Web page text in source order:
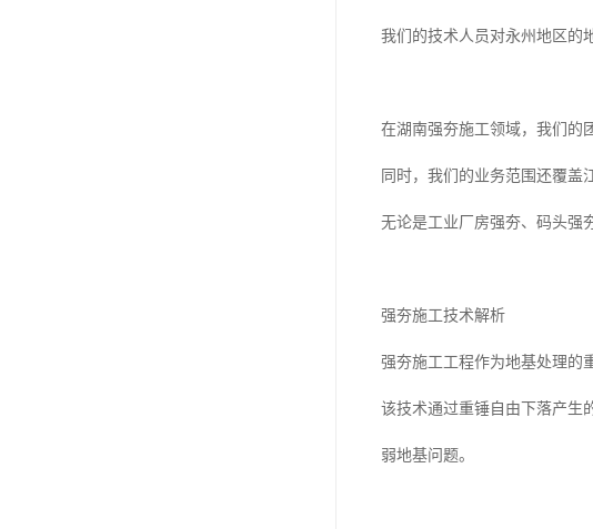
我们的技术人员对永州地区的
在湖南强夯施工领域，我们的
同时，我们的业务范围还覆盖
无论是工业厂房强夯、码头强
强夯施工技术解析
强夯施工工程作为地基处理的
该技术通过重锤自由下落产生
弱地基问题。